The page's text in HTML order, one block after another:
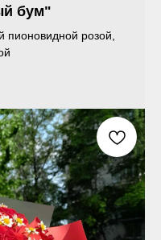
бум"
пионовидной розой,